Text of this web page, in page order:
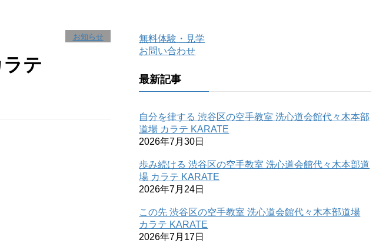
お知らせ
テ
無料体験・見学
お問い合わせ
最新記事
自分を律する 渋谷区の空手教室 洗心道会館代々木本部
道場 カラテ KARATE
2026年7月30日
歩み続ける 渋谷区の空手教室 洗心道会館代々木本部道
場 カラテ KARATE
2026年7月24日
この先 渋谷区の空手教室 洗心道会館代々木本部道場
カラテ KARATE
2026年7月17日